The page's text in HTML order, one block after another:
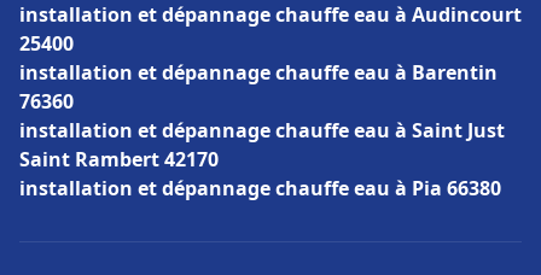
installation et dépannage chauffe eau à Audincourt
25400
installation et dépannage chauffe eau à Barentin
76360
installation et dépannage chauffe eau à Saint Just
Saint Rambert 42170
installation et dépannage chauffe eau à Pia 66380